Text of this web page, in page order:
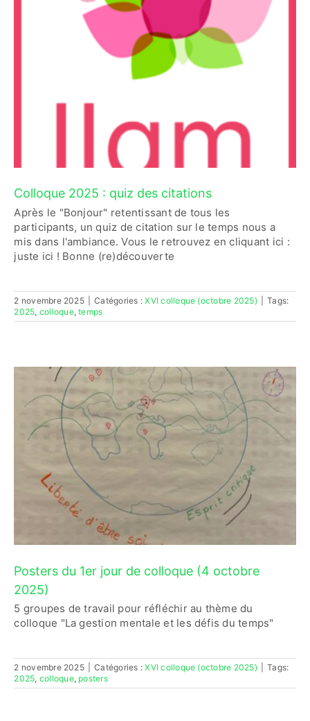
Colloque 2025 : quiz des citations
Après le "Bonjour" retentissant de tous les
participants, un quiz de citation sur le temps nous a
mis dans l'ambiance. Vous le retrouvez en cliquant ici :
juste ici ! Bonne (re)découverte
2 novembre 2025 Catégories :XVI colloque (octobre 2025)
Tags:
2025 colloque,temps
Posters du 1er jour de colloque (4 octobre
2025)
5 groupes de travail pour réfléchir au thème du
colloque "La gestion mentale et les défis du temps"
2 novembre 2025 Catégories :XVI colloque (octobre 2025)
Tags:
2025, colloque, posters